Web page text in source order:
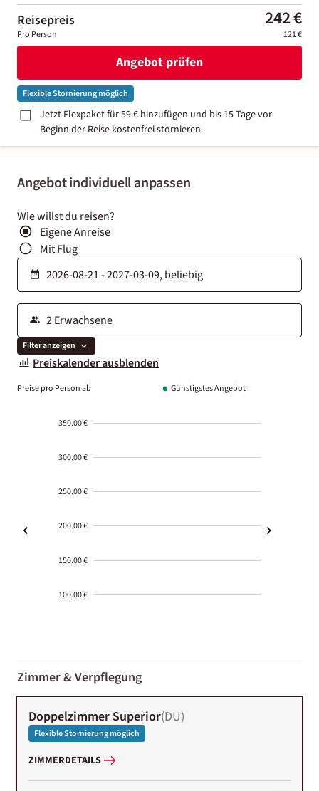
Angebot individuell anpassen
Wie willst du reisen?
Eigene Anreise
Mit Flug
Filter anzeigen
Preiskalender ausblenden
Preise pro Person ab Günstigstes Angebot
350.00 €
300.00 €
250.00 €
200.00 €
150.00 €
100.00 €
01-02
Zimmer & Verpflegung
Doppelzimmer Superior(DU)
Flexible Stornierung möglich
ZIMMERDETAILS
Reisepreis 242 €
Pro Person 121 €
Angebot prüfen
Flexible Stornierung möglich
Jetzt Flexpaket für 59 € hinzufügen und bis 15 Tage vor
Beginn der Reise kostenfrei stornieren.